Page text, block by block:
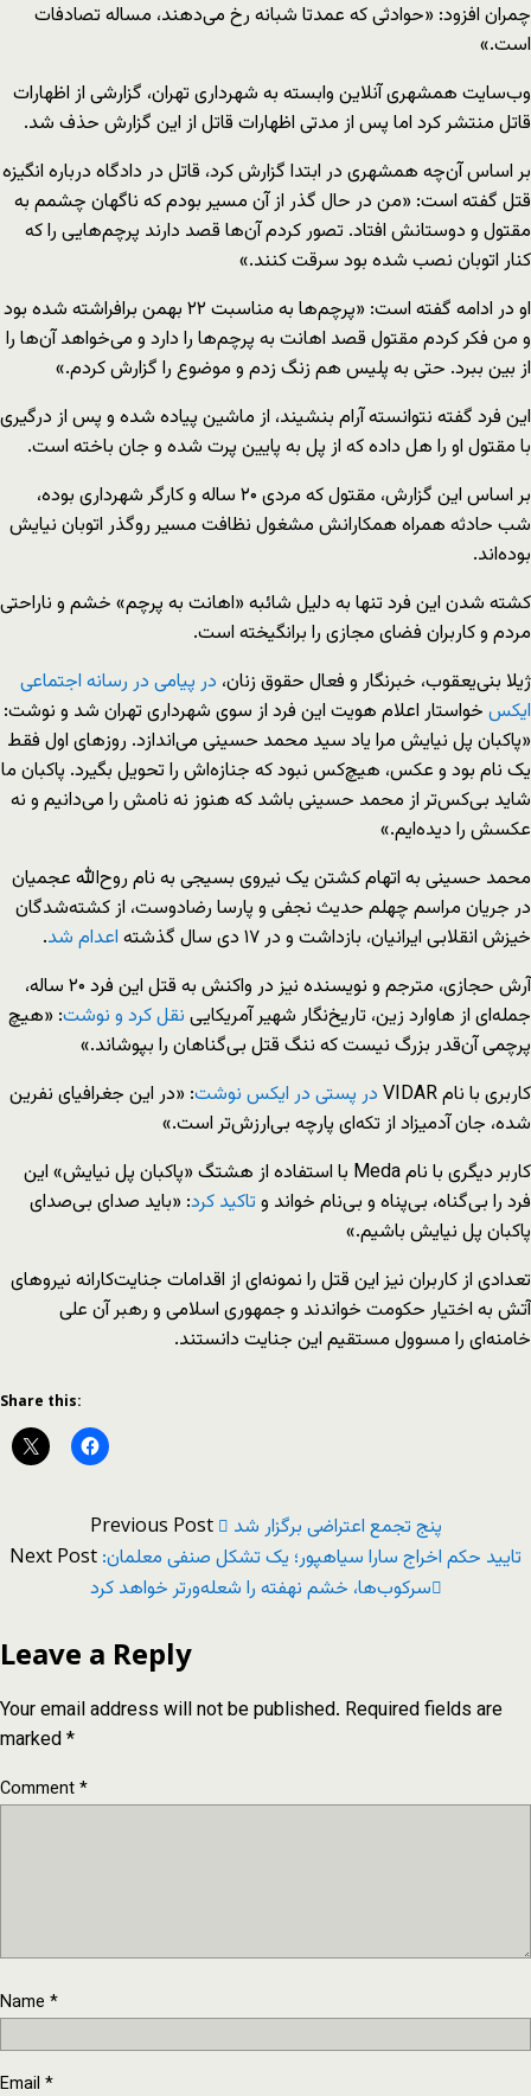
چمران افزود: «حوادثی که عمدتا شبانه رخ می‌دهند، مساله تصادفات
است.»
وب‌سایت همشهری آنلاین وابسته به شهرداری تهران، گزارشی از اظهارات
قاتل منتشر کرد اما پس از مدتی اظهارات قاتل از این گزارش حذف شد.
بر اساس آن‌چه همشهری در ابتدا گزارش کرد، قاتل در دادگاه درباره انگیزه
قتل گفته است: «من در حال گذر از آن مسیر بودم که ناگهان چشمم به
مقتول و دوستانش افتاد. تصور کردم آن‌ها قصد دارند پرچم‌هایی را که
کنار اتوبان نصب شده بود سرقت کنند.»
او در ادامه گفته است: «پرچم‌ها به مناسبت ۲۲ بهمن برافراشته شده بود
و من فکر کردم مقتول قصد اهانت به پرچم‌ها را دارد و می‌خواهد آن‌ها را
از بین ببرد. حتی به پلیس هم زنگ زدم و موضوع را گزارش کردم.»
این فرد گفته نتوانسته آرام بنشیند، از ماشین پیاده شده و پس از درگیری
با مقتول او را هل داده که از پل به پایین پرت شده و جان باخته است.
بر اساس این گزارش، مقتول که مردی ۲۰ ساله و کارگر شهرداری بوده،
شب حادثه همراه همکارانش مشغول نظافت مسیر روگذر اتوبان نیایش
بوده‌اند.
کشته شدن این فرد تنها به دلیل شائبه «اهانت به پرچم‌» خشم و ناراحتی
مردم و کاربران فضای مجازی را برانگیخته است.
ژیلا بنی‌یعقوب، خبرنگار و فعال حقوق زنان، در پیامی در رسانه اجتماعی
ایکس خواستار اعلام هویت این فرد از سوی شهرداری تهران شد و نوشت:
«پاکبان پل نیایش مرا یاد سید محمد حسینی می‌اندازد. روزهای اول فقط
یک نام بود و عکس، هیچ‌کس نبود که جنازه‌اش را تحویل بگیرد. پاکبان ما
شاید بی‌کس‌تر از محمد حسینی باشد که هنوز نه نامش را می‌دانیم و نه
عکسش را دیده‌ایم.»
محمد حسینی به اتهام کشتن یک نیروی بسیجی به نام روح‌الله عجمیان
در جریان مراسم چهلم حدیث نجفی و پارسا رضادوست، از کشته‌شدگان
خیزش انقلابی ایرانیان، بازداشت و در ۱۷ دی سال گذشته
اعدام شد.
آرش حجازی، مترجم و نویسنده نیز در واکنش به قتل این فرد ۲۰ ساله،
جمله‌ای از هاوارد زین، تاریخ‌نگار شهیر آمریکایی نقل کرد و نوشت: «هیچ
پرچمی آن‌قدر بزرگ نیست که ننگ قتل بی‌گناهان را بپوشاند.»
کاربری با نام VIDAR
در پستی در ایکس نوشت: «در این جغرافیای نفرین
شده، جان آدمیزاد از تکه‌ای پارچه بی‌ارزش‌تر است.»
کاربر دیگری با نام Meda با استفاده از هشتگ «پاکبان پل نیایش» این
فرد را بی‌گناه، بی‌پناه و ‌بی‌نام خواند و تاکید کرد: «باید صدای بی‌صدای
پاکبان پل نیایش باشیم.»
تعدادی از کاربران نیز این قتل را نمونه‌ای از اقدامات جنایت‌کارانه نیروهای
آتش به اختیار حکومت خواندند و جمهوری اسلامی و رهبر آن علی‌
خامنه‌ای را مسوول مستقیم این جنایت دانستند.
Share this:
Previous Post پنج تجمع اعتراضی برگزار شد
Next Post تایید حکم اخراج سارا سیاهپور؛ یک تشکل‌ صنفی معلمان:
سرکوب‌ها، خشم نهفته را شعله‌ورتر خواهد کرد
Leave a Reply
Your email address will not be published. Required fields are
marked*
Comment*
Name *
Email *